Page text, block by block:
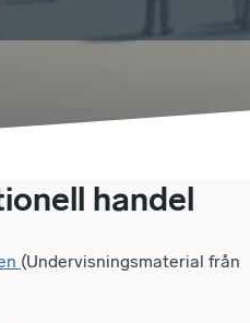
handel
(Undervisningsmaterial från